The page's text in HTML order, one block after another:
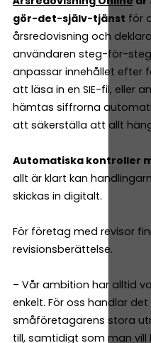
gör-det-själv-tjänst för
årsredovisning och
användaren steg-för-
anpassar innehållet efter
att läsa in en SIE-fil, eller
hämtas siffrorna
att säkerställa att allt
Automatiska kontroller
allt är klart kan
skickas in digitalt.
För företag med revisor
revisionsberättelse.
– Vår ambition har alltid
enkelt. För oss handlar
småföretagarens stora
till, samtidigt som man